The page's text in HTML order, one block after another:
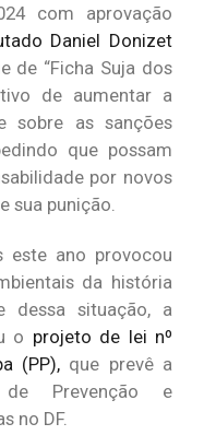
com aprovação
Daniel Donizet
de “Ficha Suja dos
de aumentar a
sobre as sanções
que possam
por novos
sua punição.
este ano provocou
da história
dessa situação, a
o projeto de lei nº
(PP), que prevê a
Prevenção e
no DF.